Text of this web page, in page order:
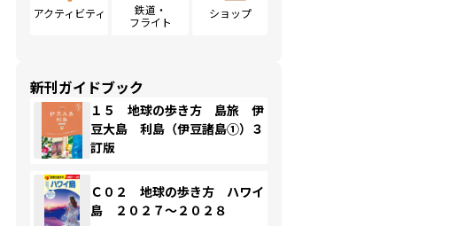
アクティビティ
鉄道・
フライト
ショップ
新刊ガイドブック
１５ 地球の歩き方 島旅 伊
豆大島 利島（伊豆諸島①）３
訂版
Ｃ０２ 地球の歩き方 ハワイ
島 ２０２７～２０２８